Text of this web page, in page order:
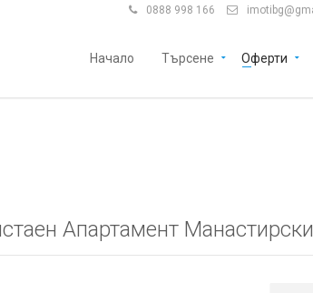
 0888 998 166 
Начало Търсене Оферти
Апартамент